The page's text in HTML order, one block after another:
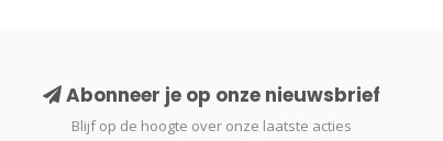
Abonneer je op onze nieuwsbrief
Blijf op de hoogte over onze laatste acties